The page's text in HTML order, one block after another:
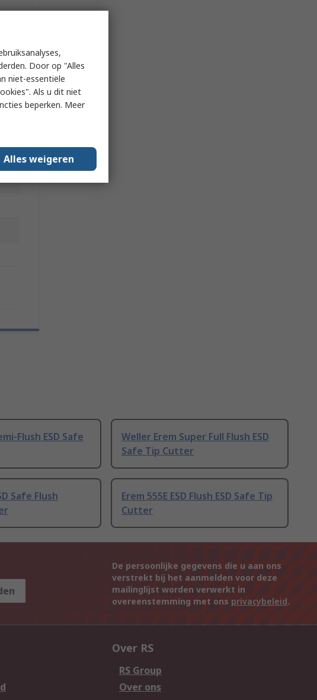
Flush ESD Safe
Weller Erem Super Full Flush ESD
Safe Tip Cutter
Safe Flush
Erem 555E ESD Flush ESD Safe Tip
Cutter
De persoonlijke gegevens die u aan ons
verstrekt bij het aanmelden voor deze
mailinglijst worden verwerkt in
overeenstemming met ons privacybeleid.
Over RS
RS Group
Over ons
Door op "Alles
niet-essentiële
Als u dit niet
beperken. Meer
Alles weigeren